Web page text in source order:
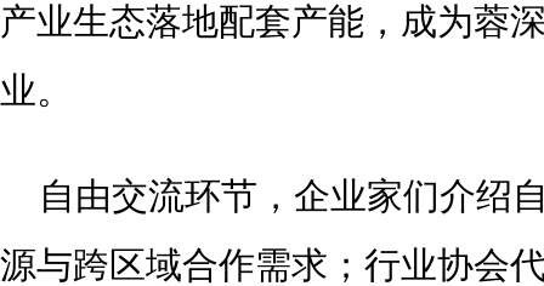
产业生态落地配套产能，成为蓉
业。
自由交流环节，企业家们介绍
源与跨区域合作需求；行业协会